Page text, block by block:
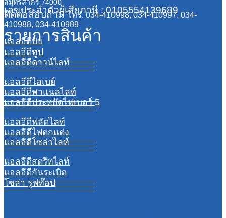
สมุทรสาคร 74000
เลขประจำตัวผู้เสียภาษี : 0105554139689
ติดต่อสอบถามโทร. 034-410998, 034-410997, 034-
410988, 034-410989
รายการสินค้า
แอลอีดีบับ
แอลอีดีทูป
แอลอีดีดาวน์ไลท์
แอลอีดีไฮเบย์
แอลอีดีพาแนลไลท์
แอลอีดีประหยัดไฟเบอร์ 5
แอลอีดีฟลัดไลท์
แอลอีดีไฟตกแต่ง
แอลอีดีโซล่าไลท์
แอลอีดีสตรีทไลท์
แอลอีดีกันระเบิด
โซล่า รูฟท๊อป